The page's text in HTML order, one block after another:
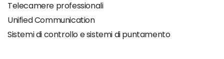
Telecamere professionali
Unified Communication
Sistemi di controllo e sistemi di puntamento